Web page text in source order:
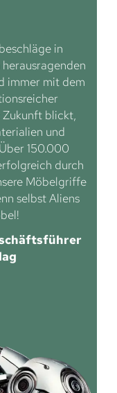
in
immer mit dem
blickt,
und
150.000
durch
Möbelgriffe
selbst Aliens